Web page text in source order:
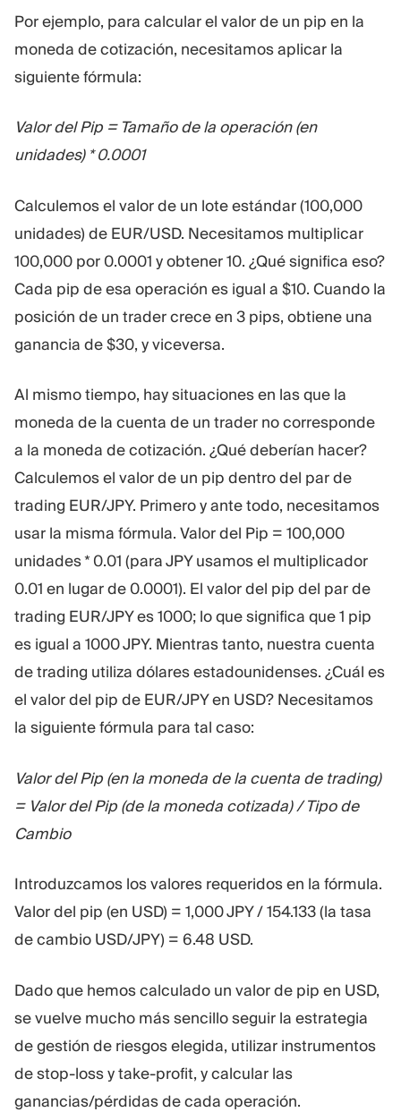
Por ejemplo, para calcular el valor de un pip en la
moneda de cotización, necesitamos aplicar la
siguiente fórmula:
Valor del Pip = Tamaño de la operación (en
unidades) * 0.0001
Calculemos el valor de un lote estándar (100,000
unidades) de EUR/USD. Necesitamos multiplicar
100,000 por 0.0001 y obtener 10. ¿Qué significa eso?
Cada pip de esa operación es igual a $10. Cuando la
posición de un trader crece en 3 pips, obtiene una
ganancia de $30, y viceversa.
Al mismo tiempo, hay situaciones en las que la
moneda de la cuenta de un trader no corresponde
a la moneda de cotización. ¿Qué deberían hacer?
Calculemos el valor de un pip dentro del par de
trading EUR/JPY. Primero y ante todo, necesitamos
usar la misma fórmula. Valor del Pip = 100,000
unidades * 0.01 (para JPY usamos el multiplicador
0.01 en lugar de 0.0001). El valor del pip del par de
trading EUR/JPY es 1000; lo que significa que 1 pip
es igual a 1000 JPY. Mientras tanto, nuestra cuenta
de trading utiliza dólares estadounidenses. ¿Cuál es
el valor del pip de EUR/JPY en USD? Necesitamos
la siguiente fórmula para tal caso:
Valor del Pip (en la moneda de la cuenta de trading)
= Valor del Pip (de la moneda cotizada) / Tipo de
Cambio
Introduzcamos los valores requeridos en la fórmula.
Valor del pip (en USD) = 1,000 JPY / 154.133 (la tasa
de cambio USD/JPY) = 6.48 USD.
Dado que hemos calculado un valor de pip en USD,
se vuelve mucho más sencillo seguir la estrategia
de gestión de riesgos elegida, utilizar instrumentos
de stop-loss y take-profit, y calcular las
ganancias/pérdidas de cada operación.